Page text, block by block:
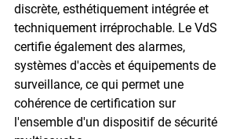
discrète, esthétiquement intégrée et
techniquement irréprochable. Le VdS
certifie également des alarmes,
systèmes d'accès et équipements de
surveillance, ce qui permet une
cohérence de certification sur
l'ensemble d'un dispositif de sécurité